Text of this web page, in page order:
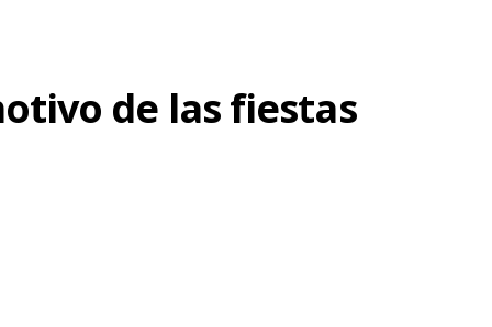
de las fiestas